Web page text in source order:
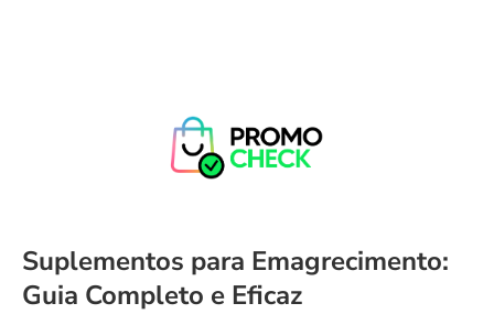
Suplementos para Emagrecimento:
Guia Completo e Eficaz